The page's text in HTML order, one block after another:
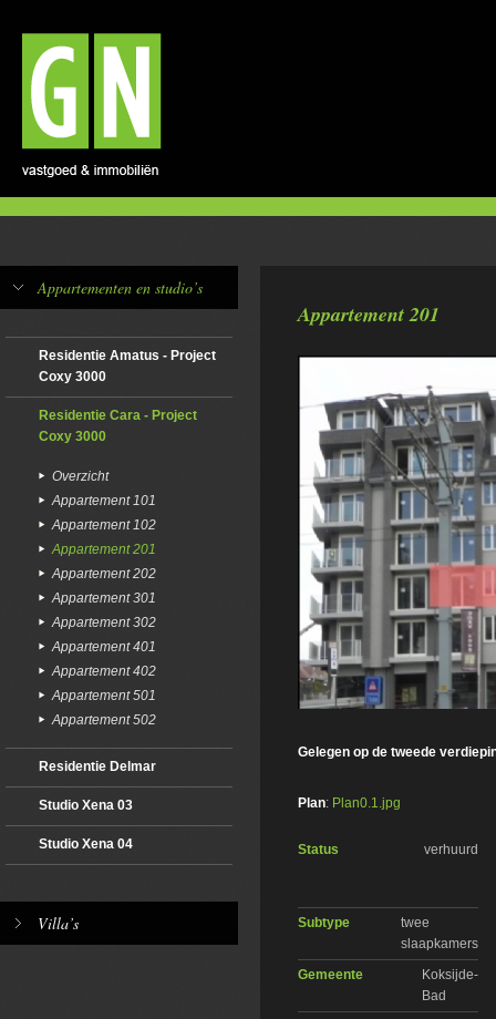
Appartementen en studio’s
Residentie Amatus - Project
Coxy 3000
Residentie Cara - Project
Coxy 3000
Overzicht
Appartement 101
Appartement 102
Appartement 201
Appartement 202
Appartement 301
Appartement 302
Appartement 401
Appartement 402
Appartement 501
Appartement 502
Residentie Delmar
Studio Xena 03
Studio Xena 04
Villa’s
Appartement 201
Gelegen op de tweede
Plan: Plan0.1.jpg
Status verhuurd
Subtype
twee
slaapkamers
Gemeente
Koksijde-
Bad